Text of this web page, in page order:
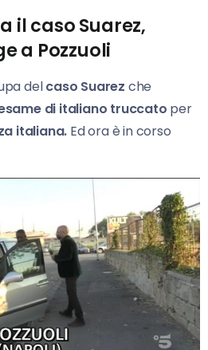
il caso Suarez,
a Pozzuoli
delcaso Suarez che
di italiano truccato per
italiana. Ed ora è in corso